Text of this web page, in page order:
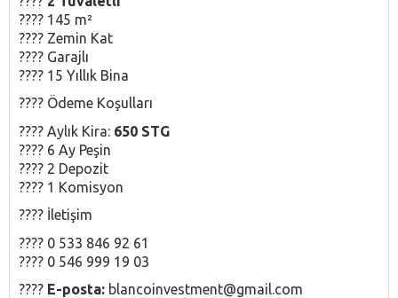
???? 145 m²
???? Zemin Kat
???? Garajlı
???? 15 Yıllık Bina
???? Ödeme Koşulları
???? Aylık Kira: 650 STG
???? 6 Ay Peşin
???? 2 Depozit
???? 1 Komisyon
???? İletişim
???? 0 533 846 92 61
???? 0 546 999 19 03
???? E-posta: blancoinvestment@gmail.com